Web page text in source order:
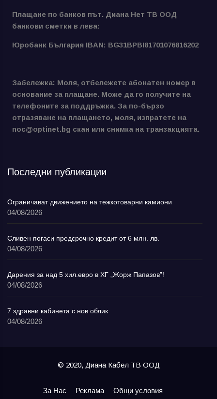
Плащане по банков път. Диана Нет ТВ ООД
банкови сметки в лева:
Юробанк България IBAN: BG31BPBI81701076816202
Забележка: Моля, отбележете абонатен номер в
основание за плащане. Може да го получите на
телефоните за поддръжка. За по-бързо
отразяване на плащането, моля, изпратете на
noc@optinet.bg скан или снимка на транзакцията.
Последни публикации
Ограничават движението на тежкотоварни камиони
04/08/2026
Сливен погаси предсрочно кредит от 6 млн. лв.
04/08/2026
Дарения за над 5 хил.евро в ХГ „Жорж Папазов”!
04/08/2026
7 здравни кабинета с нов облик
04/08/2026
© 2020, Диана Кабел ТВ ООД
За Нас Реклама Общи условия